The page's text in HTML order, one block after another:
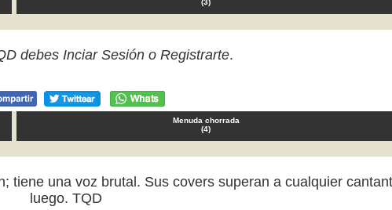
(3)
debes Inciar Sesión o Registrarte.
Menuda chorrada
(4)
tiene una voz brutal. Sus covers superan a cualquier
luego. TQD